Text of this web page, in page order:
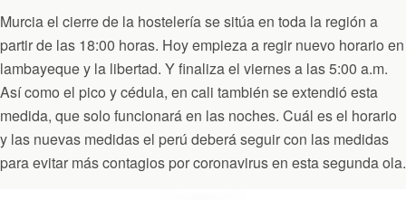
Murcia el cierre de la hostelería se sitúa en toda la región a
partir de las 18:00 horas. Hoy empieza a regir nuevo horario en
lambayeque y la libertad. Y finaliza el viernes a las 5:00 a.m.
Así como el pico y cédula, en cali también se extendió esta
medida, que solo funcionará en las noches. Cuál es el horario
y las nuevas medidas el perú deberá seguir con las medidas
para evitar más contagios por coronavirus en esta segunda ola.